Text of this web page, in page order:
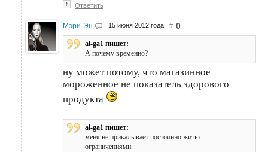
↑ Ответить
Мэри-Эн 15 июня 2012 года # 0
al-ga1 пишет:
А почему временно?
ну может потому, что магазинное
мороженное не показатель здорового
продукта
al-ga1 пишет:
меня не прикалывает постоянно жить с
ограничениями.